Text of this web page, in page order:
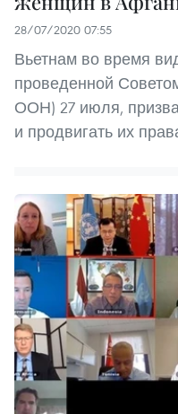
28/07/2020 07:55
Вьетнам во время
проведенной
ООН) 27 июля,
и продвигать их